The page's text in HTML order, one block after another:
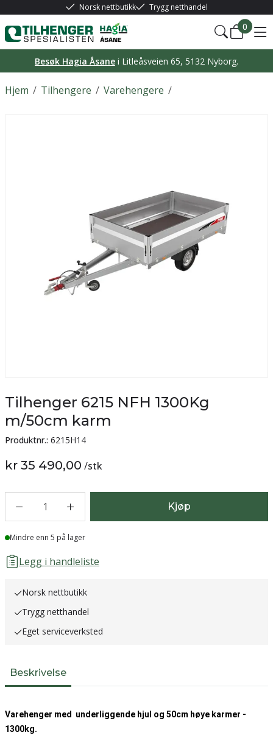
Norsk nettbutikk Trygg netthandel
0
Besøk Hagia Åsane i Litleåsveien 65, 5132 Nyborg.
/
Hjem /
Tilhengere /
Varehengere
Tilhenger 6215 NFH 1300Kg
m/50cm karm
Produktnr.: 6215H14
kr 35 490,00 /stk
1 Kjøp
Lager
Mindre enn 5 på lager
Legg i handleliste
Norsk nettbutikk
Trygg netthandel
Eget serviceverksted
Beskrivelse
Varehenger med underliggende hjul og 50cm høye karmer -
1300kg.